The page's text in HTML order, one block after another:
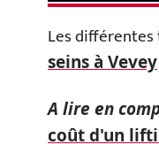
Les
seins à Vevey
A lire en
coût d'un